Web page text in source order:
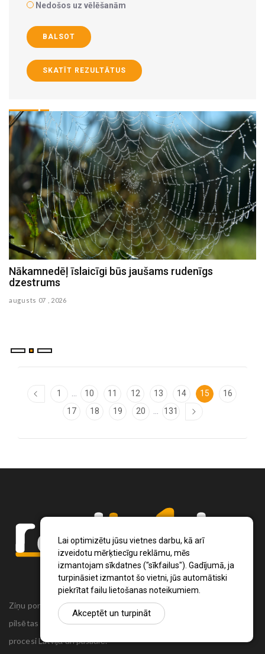
Lai optimizētu jūsu vietnes darbu, kā arī
izveidotu mērķtiecīgu reklāmu, mēs
izmantojam sīkdatnes ("sīkfailus"). Gadījumā, ja
turpināsiet izmantot šo vietni, jūs automātiski
piekrītat failu lietošanas noteikumiem.
Akceptēt un turpināt
Nedošos uz vēlēšanām
BALSOT
SKATĪT REZULTĀTUS
Nākamnedēļ īslaicīgi būs jaušams rudenīgs
dzestrums
augusts 07 , 2026
1 10 11 12 13 14 15
16
17
18 19 20 131
Ziņu portāls Radio1.lv ir informācija un diskusija par Jēkabpils
pilsētas un reģiona novadu aktualitātēm. Svarīgākie notikumi un
procesi Latvijā un pasaulē.